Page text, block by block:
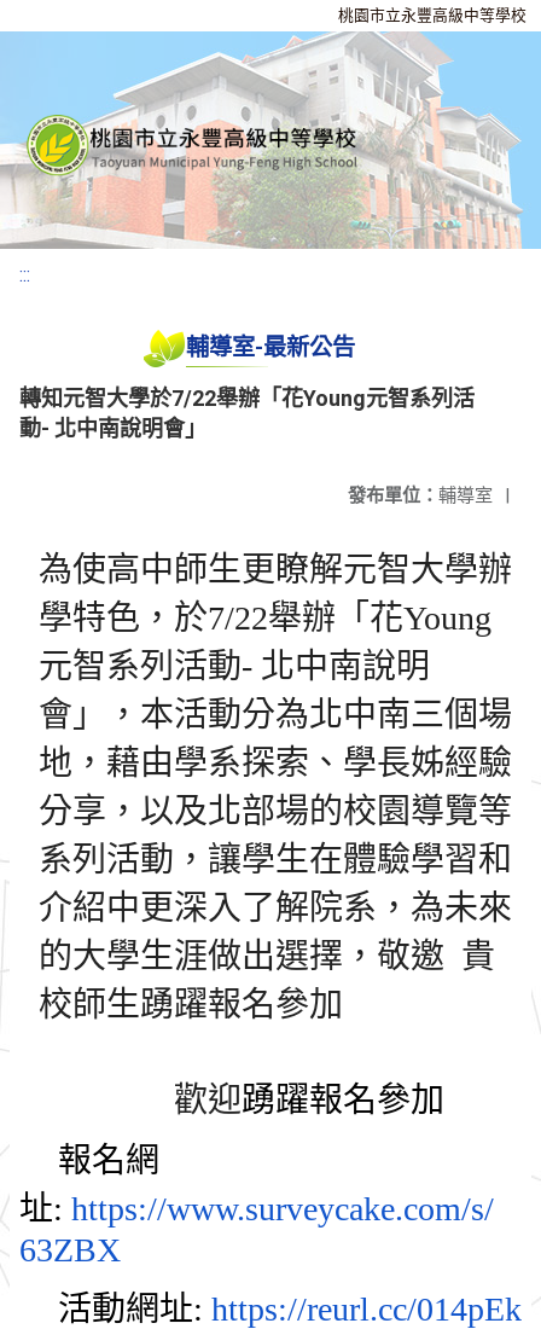
桃園市立永豐高級中等學校
:::
輔導室-最新公告
轉知元智大學於7/22舉辦「花Young元智系列活
動- 北中南說明會」
發布單位： 輔導室 |
為使高中師生更瞭解元智大學辦
學特色，於7/22舉辦「花Young
元智系列活動- 北中南說明
會」，本活動分為北中南三個場
地，藉由學系探索、 學長姊經驗
分享，以及北部場的校園導覽等
系列活動， 讓學生在體驗學習和
介紹中更深入了解院系， 為未來
的大學生涯做出選擇，敬邀 貴
校師生踴躍報名參加
歡迎踴躍報名參加
報名網
址: https://www.surveycake.com/s/
63ZBX
活動網址: https://reurl.cc/014pEk